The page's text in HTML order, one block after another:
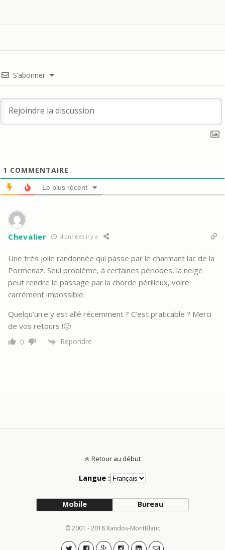
S’abonner
1 COMMENTAIRE
Le plus récent
Chevalier 4 années il y a
Une très jolie randonnée qui passe par le charmant lac de la
Pormenaz. Seul problème, à certaines périodes, la neige
peut rendre le passage par la chorde périlleux, voire
carrément impossible.
Quelqu’un.e y est allé récemment ? C’est praticable ? Merci
de vos retours !🙂
0 Répondre
Retour au début
Langue :
Mobile Bureau
© 2001 - 2018 Randos-MontBlanc